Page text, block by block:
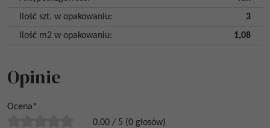
Ilość szt. w opakowaniu:
3
Ilość m2 w opakowaniu: 1,08
Opinie
Ocena*
0.00 / 5 (0 głosów)